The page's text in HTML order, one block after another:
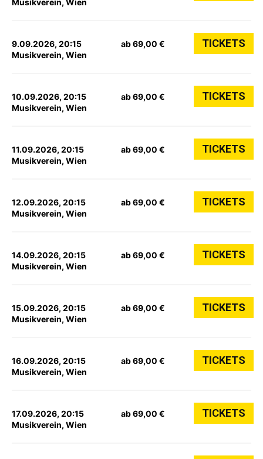
Musikverein, Wien
9.09.2026, 20:15
Musikverein, Wien
ab 69,00 € TICKETS
10.09.2026, 20:15
Musikverein, Wien
ab 69,00 € TICKETS
11.09.2026, 20:15
Musikverein, Wien
ab 69,00 € TICKETS
12.09.2026, 20:15
Musikverein, Wien
ab 69,00 € TICKETS
14.09.2026, 20:15
Musikverein, Wien
ab 69,00 € TICKETS
15.09.2026, 20:15
Musikverein, Wien
ab 69,00 € TICKETS
16.09.2026, 20:15
Musikverein, Wien
ab 69,00 € TICKETS
17.09.2026, 20:15
Musikverein, Wien
ab 69,00 € TICKETS